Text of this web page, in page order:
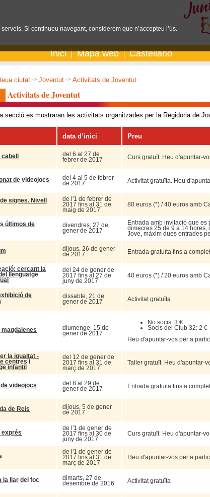
Inici Mapa web Castellano
ciutat -> Joventut -> Activitats de Joventut
Activitats de Joventut
secció es mostraran les activitats organitzades per la Regidoria de
data d’inici Preu
cabell del 6 al 27 de
febrer de 2017 Curs gratuït. Heu d'apuntar-
de videojocs del 4 al 5 de febrer
de 2017 Activitat gratuïta. Heu
signes. Nivell de l'1 de febrer de
2017 fins al 31 de
maig de 2017
80 euros (*) / 40 euros amb
últimos de divendres, 27 de
gener de 2017
Entrada amb invitació que es
dimecres 25 de 9 a 14 hores,
Jove, màxim dues entrades
dijous, 26 de gener
de 2017 Entrada gratuïta fins a
cercant la
llenguatge
del 24 de gener de
2017 fins al 27 de
juny de 2017
40 euros (*) / 20 euros amb
de dissabte, 21 de
gener de 2017 Activitat gratuïta
magdalenes diumenge, 15 de
gener de 2017
No socis: 3 €
Socis del Club 32: 2 €
Heu d'apuntar-vos per a
la igualtat -
centres i
infantil
del 12 de gener de
2017 fins al 31 de
març de 2017
Taller gratuït. Heu d'apuntar-
videojocs del 8 al 29 de
gener de 2017 Entrada gratuïta fins a
de Reis dijous, 5 de gener
de 2017
exprés
de l'1 de gener de
2017 fins al 30 de
juny de 2017
Curs gratuït. Heu d'apuntar-
de l'1 de gener de
2017 fins al 31 de
març de 2017
Heu d'apuntar-vos per a
la llar del foc dimarts, 27 de
desembre de 2016 Activitat gratuïta
Si continueu navegant, considerem que n’accepteu l’ús.